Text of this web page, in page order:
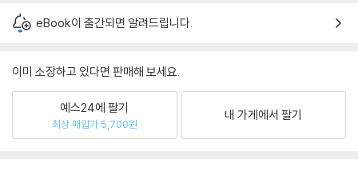
eBook이 출간되면 알려드립니다.
이미 소장하고 있다면 판매해 보세요.
예스24에 팔기
최상 매입가 5,700원
내 가게에서 팔기